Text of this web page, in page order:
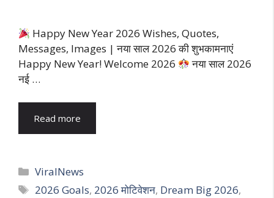
Happy New Year 2026 Wishes, Quotes,
Messages, Images | नया साल 2026 की शुभकामनाएं
Happy New Year! Welcome 2026
नया साल 2026
नई …
Read more
Categories
ViralNews
Tags
2026 Goals, 2026 मोटिवेशन, Dream Big 2026,